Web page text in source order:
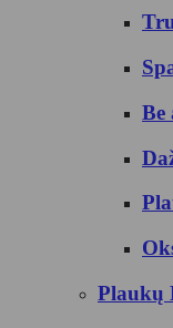
Be
Plaukų